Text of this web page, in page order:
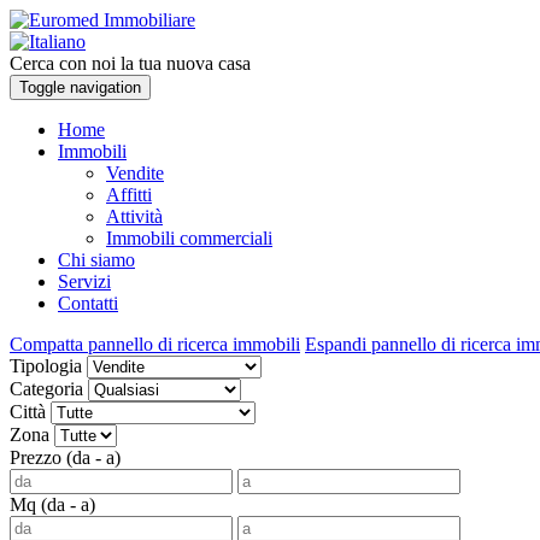
Cerca con noi la tua nuova casa
Toggle navigation
Home
Immobili
Vendite
Affitti
Attività
Immobili commerciali
Chi siamo
Servizi
Contatti
Compatta pannello di ricerca immobili Espandi pannello di ricerca
Tipologia
Categoria
Città
Zona
Prezzo (da - a)
Mq (da - a)